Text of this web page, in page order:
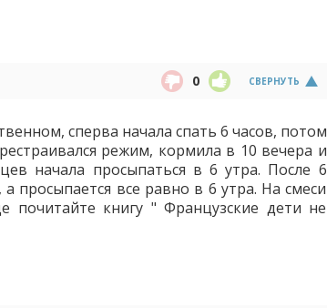
СВЕРНУТЬ
0
сперва начала спать 6 часов, потом
режим, кормила в 10 вечера и
начала просыпаться в 6 утра. После 6
просыпается все равно в 6 утра. На смеси
почитайте книгу " Французские дети не